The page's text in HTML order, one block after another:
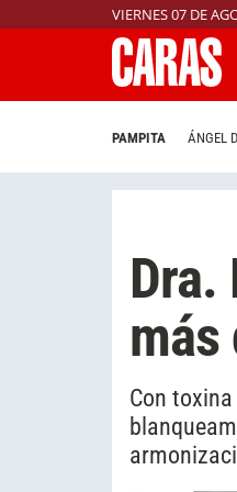
VIERNES 07 DE
PAMPITA ÁNGEL
Dra.
más
Con